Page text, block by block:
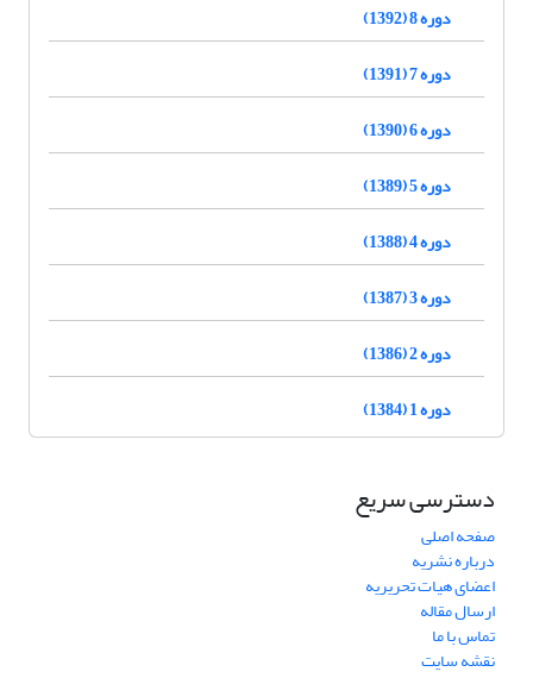
دوره 8 (1392)
دوره 7 (1391)
دوره 6 (1390)
دوره 5 (1389)
دوره 4 (1388)
دوره 3 (1387)
دوره 2 (1386)
دوره 1 (1384)
دسترسی سریع
صفحه اصلی
درباره نشریه
اعضای هیات تحریریه
ارسال مقاله
تماس با ما
نقشه سایت